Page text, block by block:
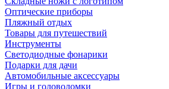
Оптические приборы
Пляжный отдых
Товары для путешествий
Инструменты
Светодиодные фонарики
Подарки для дачи
Автомобильные аксессуары
Игры и головоломки